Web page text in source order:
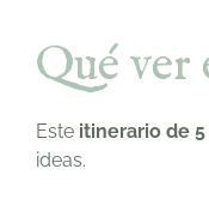
Qué
Este itinerario de
ideas.